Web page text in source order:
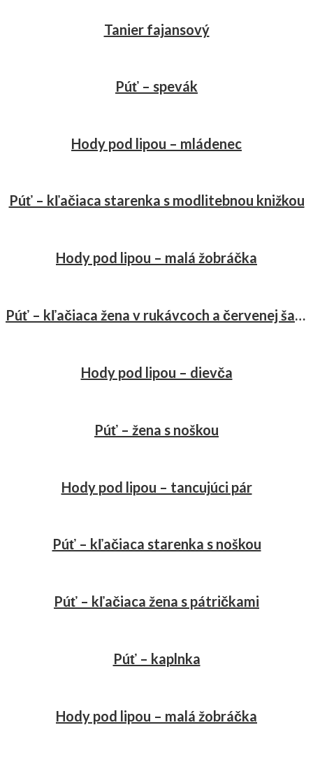
Tanier fajansový
Púť – spevák
Hody pod lipou – mládenec
Púť – kľačiaca starenka s modlitebnou knižkou
Hody pod lipou – malá žobráčka
Púť – kľačiaca žena v rukávcoch a červenej šatke
Hody pod lipou – dievča
Púť – žena s noškou
Hody pod lipou – tancujúci pár
Púť – kľačiaca starenka s noškou
Púť – kľačiaca žena s pátričkami
Púť – kaplnka
Hody pod lipou – malá žobráčka